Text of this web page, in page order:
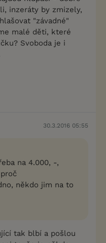
inzeráty by zmizely,
"závadné"
malé děti, které
Svoboda je i
30.3.2016 05:55
na 4.000, -,
někdo jim na to
tak blbí a pošlou